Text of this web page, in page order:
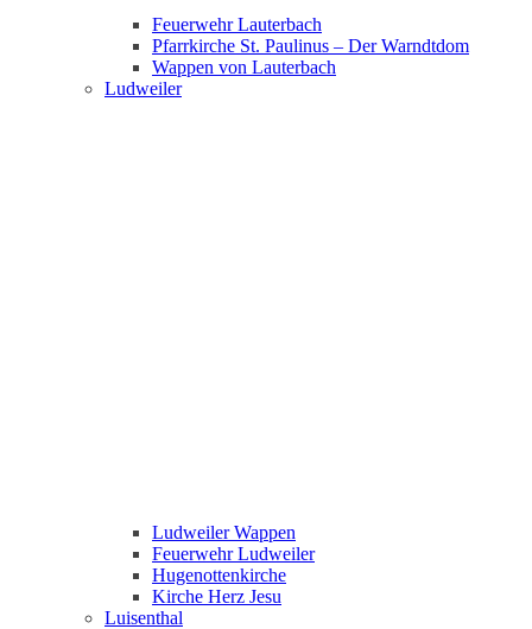
Feuerwehr Lauterbach
Pfarrkirche St. Paulinus – Der Warndtdom
Wappen von Lauterbach
Ludweiler
Ludweiler Wappen
Feuerwehr Ludweiler
Hugenottenkirche
Kirche Herz Jesu
Luisenthal